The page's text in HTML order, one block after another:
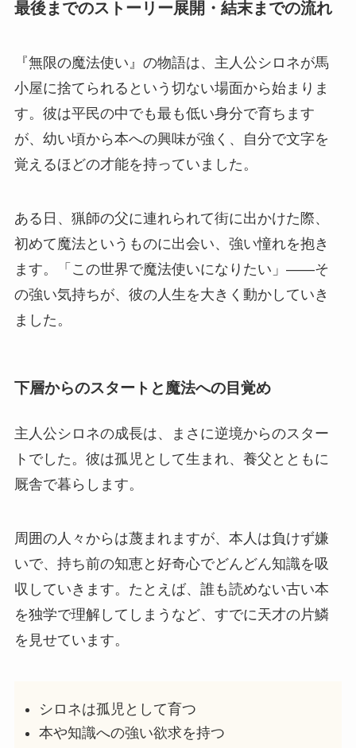
最後までのストーリー展開・結末までの流れ
『無限の魔法使い』の物語は、主人公シロネが馬
小屋に捨てられるという切ない場面から始まりま
す。彼は平民の中でも最も低い身分で育ちます
が、幼い頃から本への興味が強く、自分で文字を
覚えるほどの才能を持っていました。
ある日、猟師の父に連れられて街に出かけた際、
初めて魔法というものに出会い、強い憧れを抱き
ます。「この世界で魔法使いになりたい」――そ
の強い気持ちが、彼の人生を大きく動かしていき
ました。
下層からのスタートと魔法への目覚め
主人公シロネの成長は、まさに逆境からのスター
トでした。彼は孤児として生まれ、養父とともに
厩舎で暮らします。
周囲の人々からは蔑まれますが、本人は負けず嫌
いで、持ち前の知恵と好奇心でどんどん知識を吸
収していきます。たとえば、誰も読めない古い本
を独学で理解してしまうなど、すでに天才の片鱗
を見せています。
シロネは孤児として育つ
本や知識への強い欲求を持つ